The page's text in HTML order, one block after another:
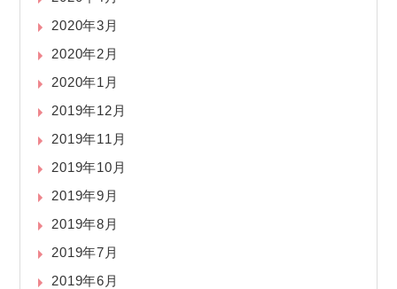
2020年3月
2020年2月
2020年1月
2019年12月
2019年11月
2019年10月
2019年9月
2019年8月
2019年7月
2019年6月